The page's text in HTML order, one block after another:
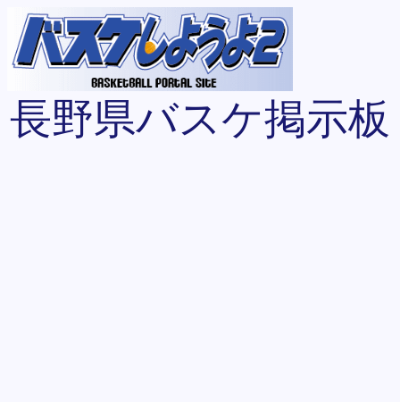
長野県バスケ掲示板